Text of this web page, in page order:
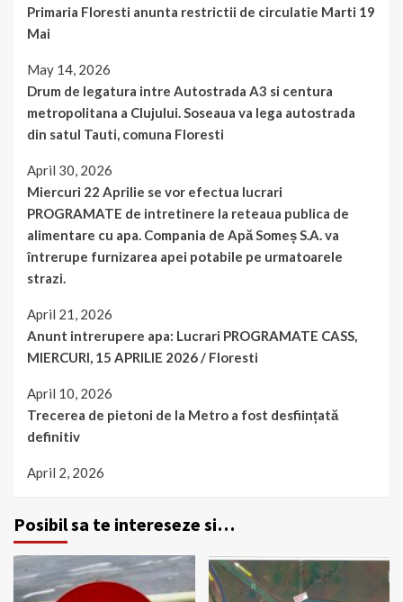
Primaria Floresti anunta restrictii de circulatie Marti 19
Mai
May 14, 2026
Drum de legatura intre Autostrada A3 si centura
metropolitana a Clujului. Soseaua va lega autostrada
din satul Tauti, comuna Floresti
April 30, 2026
Miercuri 22 Aprilie se vor efectua lucrari
PROGRAMATE de intretinere la reteaua publica de
alimentare cu apa. Compania de Apă Someș S.A. va
întrerupe furnizarea apei potabile pe urmatoarele
strazi.
April 21, 2026
Anunt intrerupere apa: Lucrari PROGRAMATE CASS,
MIERCURI, 15 APRILIE 2026 / Floresti
April 10, 2026
Trecerea de pietoni de la Metro a fost desființată
definitiv
April 2, 2026
Posibil sa te intereseze si…